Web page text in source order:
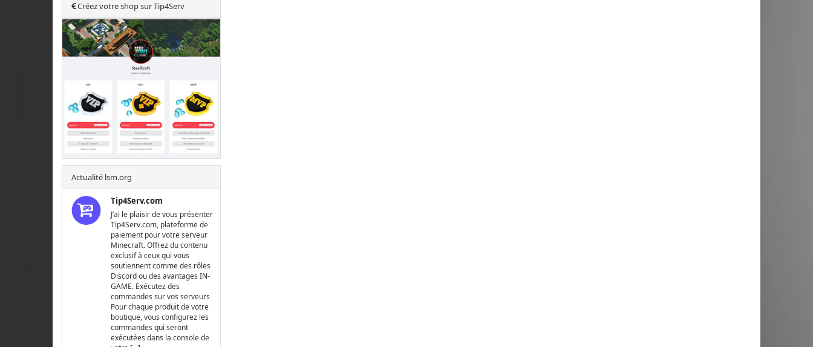
Créez votre shop sur Tip4Serv
Actualité lsm.org
Tip4Serv.com
J’ai le plaisir de vous présenter
Tip4Serv.com, plateforme de
paiement pour votre serveur
Minecraft. Offrez du contenu
exclusif à ceux qui vous
soutiennent comme des rôles
Discord ou des avantages IN-
GAME. Exécutez des
commandes sur vos serveurs
Pour chaque produit de votre
boutique, vous configurez les
commandes qui seront
exécutées dans la console de